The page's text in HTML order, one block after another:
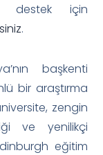
destek için
.
başkenti
bir araştırma
zengin
ve yenilikçi
eğitim